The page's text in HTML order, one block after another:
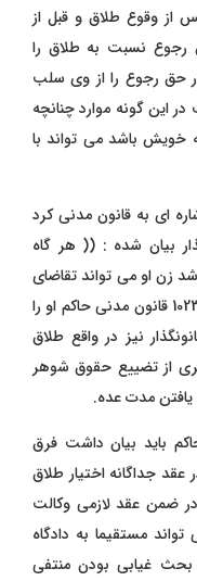
از وقوع طلاق و قبل از
نسبت به طلاق را
حق رجوع را از وی سلب
این گونه موارد چنانچه
خویش باشد می تواند با
ای به قانون مدنی کرد
قانونگذار بیان شده : (( هر گاه
زن او می تواند تقاضای
طلاق کند )) در این صورت با رعایت ماده 1023 قانون مدنی حاکم او را
نیز در واقع طلاق
از تضییع حقوق شوهر
یافتن مدت عده.
باید بیان داشت فرق
جداگانه اختیار طلاق
ضمن عقد لازمی وکالت
مستقیما به دادگاه
بحث غیابی بودن منتفی